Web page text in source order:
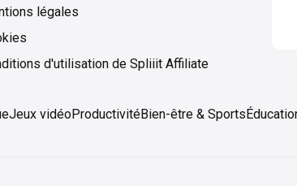
légales
d'utilisation de Spliiit Affiliate
Jeux vidéoProductivitéBien-être & Sports